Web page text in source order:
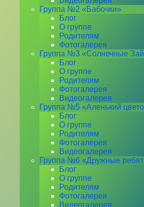
Группа №2 «Бабочки»
Блог
О группе
Родителям
Фотогалерея
Группа №3 «Солнечные
Блог
О группе
Родителям
Фотогалерея
Видеогалерея
Группа №5 «Аленький
Блог
О группе
Родителям
Фотогалерея
Видеогалерея
Группа №6 «Дружные
Блог
О группе
Родителям
Фотогалерея
Видеогалерея